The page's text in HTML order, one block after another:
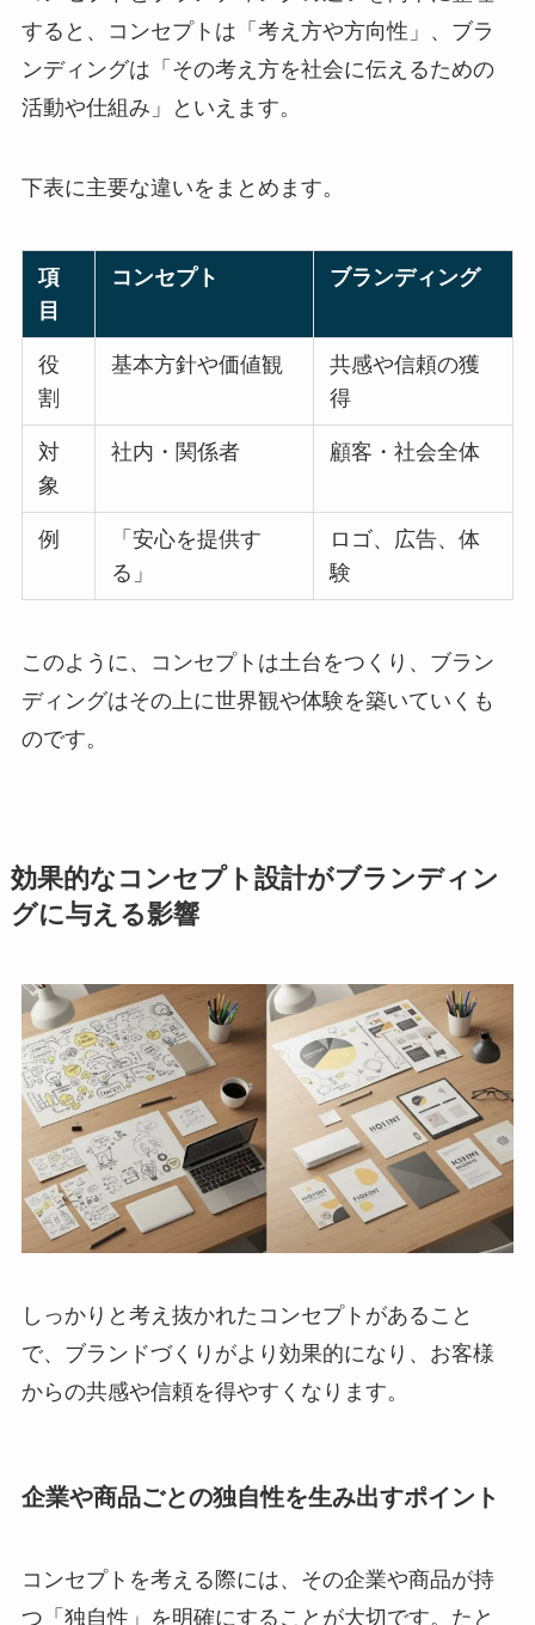
すると、コンセプトは「考え方や方向性」、ブラ
ンディングは「その考え方を社会に伝えるための
活動や仕組み」といえます。
下表に主要な違いをまとめます。
項
目
コンセプト ブランディング
役
割
基本方針や価値観
共感や信頼の獲
得
対
象
社内・関係者 顧客・社会全体
例
「安心を提供す
る」
ロゴ、広告、体
験
このように、コンセプトは土台をつくり、ブラン
ディングはその上に世界観や体験を築いていくも
のです。
効果的なコンセプト設計がブランディン
グに与える影響
しっかりと考え抜かれたコンセプトがあること
で、ブランドづくりがより効果的になり、お客様
からの共感や信頼を得やすくなります。
企業や商品ごとの独自性を生み出すポイント
コンセプトを考える際には、その企業や商品が持
つ「独自性」を明確にすることが大切です。たと